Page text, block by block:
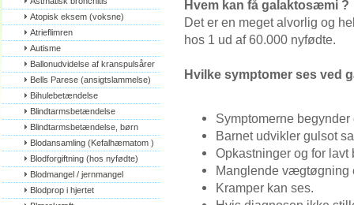
Atopisk eksem (voksne)
Atrieflimren
Autisme
Ballonudvidelse af kranspulsårer
Bells Parese (ansigtslammelse)
Bihulebetændelse
Blindtarmsbetændelse
Blindtarmsbetændelse, børn
Blodansamling (Kefalhæmatom )
Blodforgiftning (hos nyfødte)
Blodmangel / jernmangel
Blodprop i hjertet
Hvem kan få galaktosæmi ?
Det er en meget alvorlig og
hos 1 ud af 60.000 nyfødte.
Hvilke symptomer ses ved
Symptomerne
Barnet udvikler gulsot
Opkastninger og for
Manglende vægtøgning
Kramper kan ses.